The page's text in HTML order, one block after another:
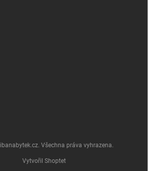
Vytvořil Shoptet
ibanabytek.cz. Všechna práva vyhrazena.